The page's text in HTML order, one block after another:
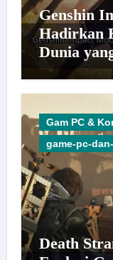
Genshin
Hadirkan
Dunia
Gam PC &
game-pc-
Death